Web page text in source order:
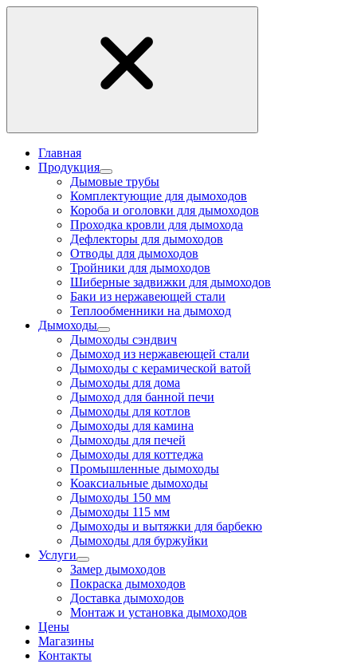
Главная
Продукция
Дымовые трубы
Комплектующие для дымоходов
Короба и оголовки для дымоходов
Проходка кровли для дымохода
Дефлекторы для дымоходов
Отводы для дымоходов
Тройники для дымоходов
Шиберные задвижки для дымоходов
Баки из нержавеющей стали
Теплообменники на дымоход
Дымоходы
Дымоходы сэндвич
Дымоход из нержавеющей стали
Дымоходы с керамической ватой
Дымоходы для дома
Дымоход для банной печи
Дымоходы для котлов
Дымоходы для камина
Дымоходы для печей
Дымоходы для коттеджа
Промышленные дымоходы
Коаксиальные дымоходы
Дымоходы 150 мм
Дымоходы 115 мм
Дымоходы и вытяжки для барбекю
Дымоходы для буржуйки
Услуги
Замер дымоходов
Покраска дымоходов
Доставка дымоходов
Монтаж и установка дымоходов
Цены
Магазины
Контакты